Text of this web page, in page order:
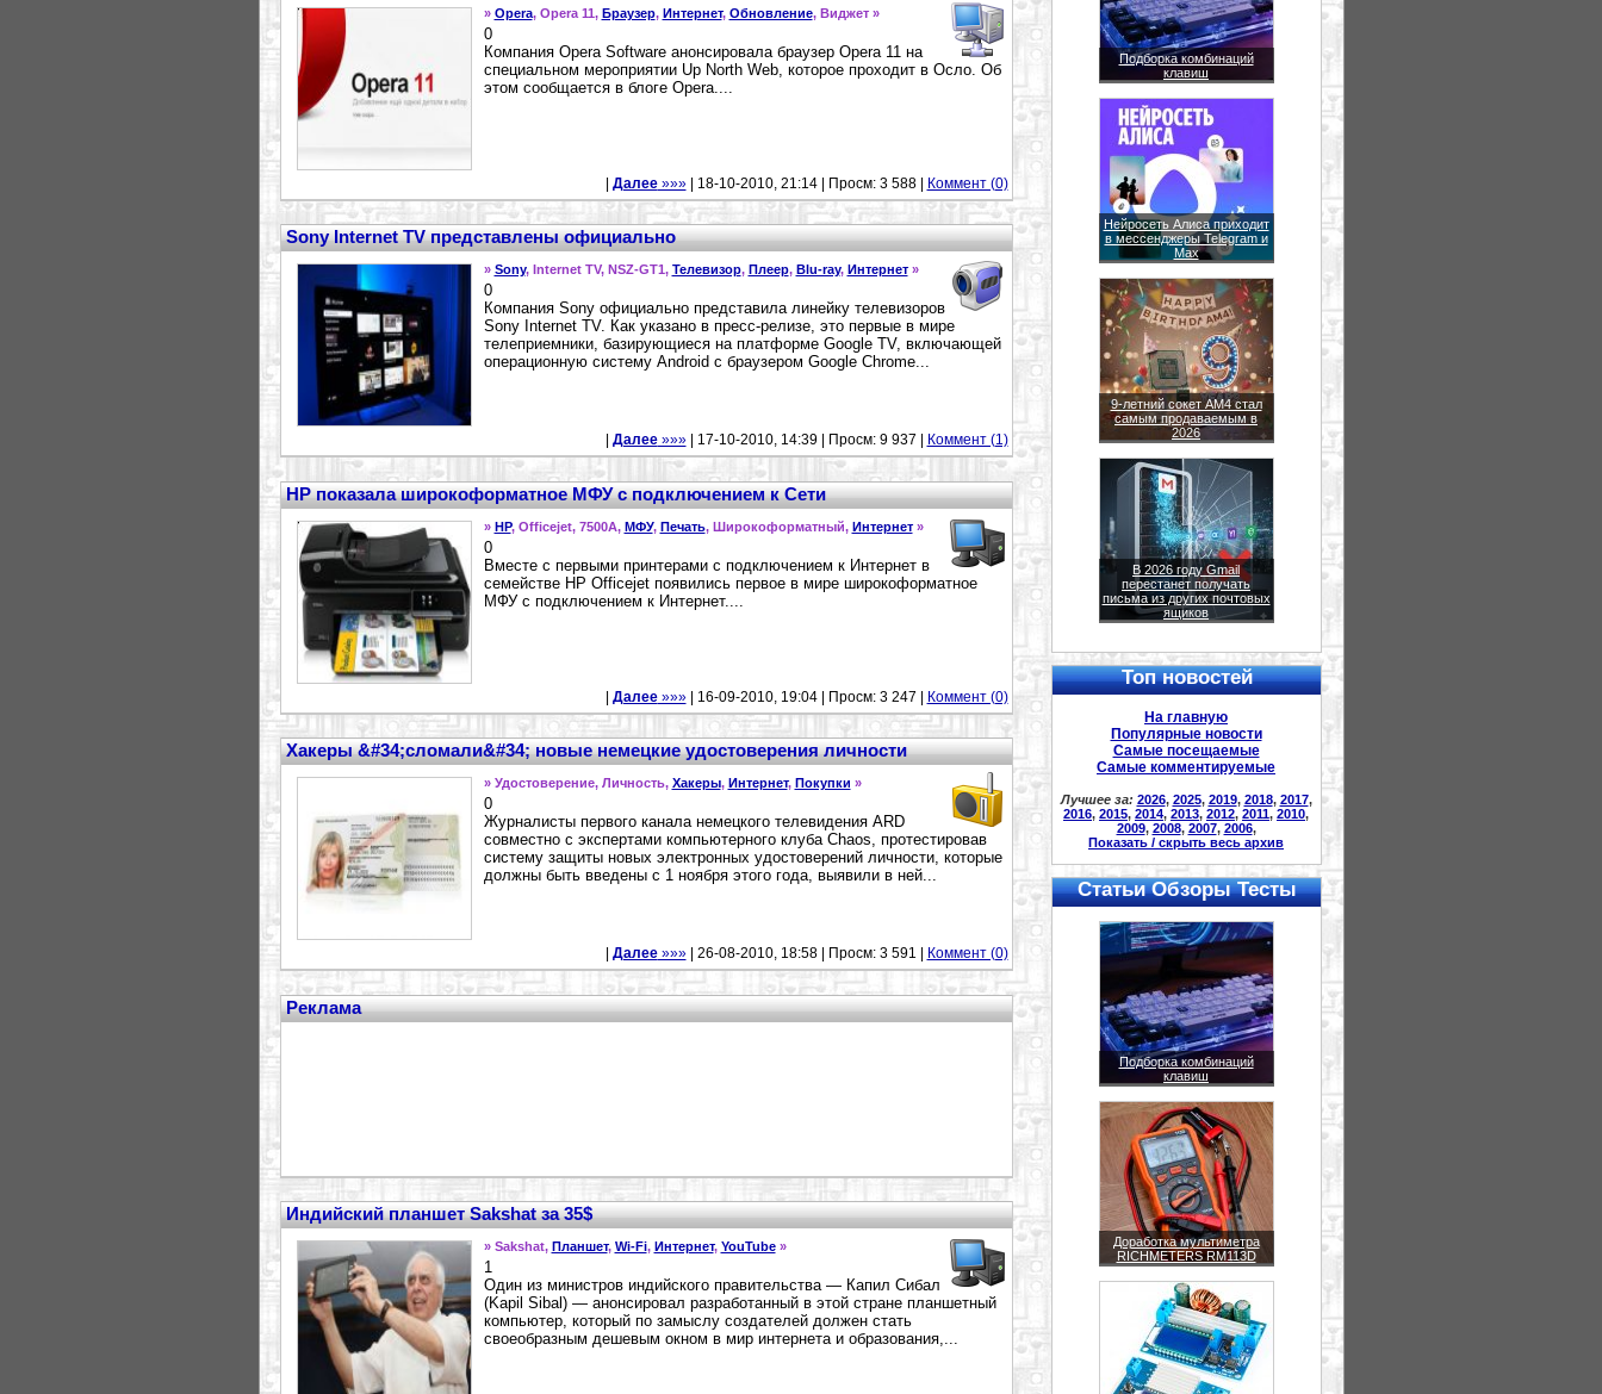
» Opera, Opera 11, Браузер, Интернет, Обновление, Виджет »
0
Компания Opera Software анонсировала браузер Opera 11 на
специальном мероприятии Up North Web, которое проходит в Осло. Об
этом сообщается в блоге Opera....
Далее»»»| 18-10-2010, 21:14 | Просм: 3 588 | Коммент (0)
Sony Internet TV представлены официально
» Sony, Internet TV, NSZ-GT1, Телевизор, Плеер, Blu-ray, Интернет»
0
Компания Sony официально представила линейку телевизоров
Sony Internet TV. Как указано в пресс-релизе, это первые в мире
телеприемники, базирующиеся на платформе Google TV, включающей
операционную систему Android с браузером Google Chrome...
Далее»»»| 17-10-2010, 14:39 | Просм: 9 937 | Коммент (1)
HP показала широкоформатное МФУ с подключением к Сети
» HP, Officejet, 7500A, МФУ, Печать, Широкоформатный, Интернет»
0
Вместе с первыми принтерами с подключением к Интернет в
семействе HP Officejet появились первое в мире широкоформатное
МФУ с подключением к Интернет....
Далее»»»| 16-09-2010, 19:04 | Просм: 3 247 | Коммент (0)
Хакеры &#34;сломали&#34; новые немецкие удостоверения личности
» Удостоверение, Личность, Хакеры, Интернет, Покупки »
0
Журналисты первого канала немецкого телевидения ARD
совместно с экспертами компьютерного клуба Chaos, протестировав
систему защиты новых электронных удостоверений личности, которые
должны быть введены с 1 ноября этого года, выявили в ней...
Далее»»»| 26-08-2010, 18:58 | Просм: 3 591 | Коммент (0)
Реклама
Индийский планшет Sakshat за 35$
» Sakshat, Планшет, Wi-Fi, Интернет, YouTube»
1
Один из министров индийского правительства — Капил Сибал
(Kapil Sibal) — анонсировал разработанный в этой стране планшетный
компьютер, который по замыслу создателей должен стать
своеобразным дешевым окном в мир интернета и образования,...
Подборка комбинаций
клавиш
Нейросеть Алиса приходит
в мессенджеры Telegram и
Max
9-летний сокет AM4 стал
самым продаваемым в
2026
В 2026 году Gmail
перестанет получать
письма из других почтовых
ящиков
Топ новостей
На главную
Популярные новости
Самые посещаемые
Самые комментируемые
Лучшее за: 2026, 2025, 2019, 2018, 2017,
2016, 2015, 2014, 2013, 2012, 2011, 2010,
2009, 2008, 2007, 2006,
Показать / скрыть весь архив
Статьи Обзоры Тесты
Подборка комбинаций
клавиш
Доработка мультиметра
RICHMETERS RM113D